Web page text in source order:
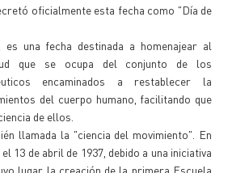
oficialmente esta fecha como "Día de
una fecha destinada a homenajear al
que se ocupa del conjunto de los
encaminados a restablecer la
del cuerpo humano, facilitando que
de ellos.
llamada la "ciencia del movimiento". En
13 de abril de 1937, debido a una iniciativa
lugar la creación de la primera Escuela